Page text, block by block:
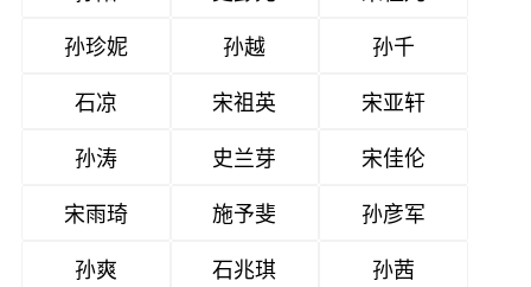
孙珍妮
孙越
孙千
石凉
宋祖英
宋亚轩
孙涛
史兰芽
宋佳伦
宋雨琦
施予斐
孙彦军
孙爽
石兆琪
孙茜